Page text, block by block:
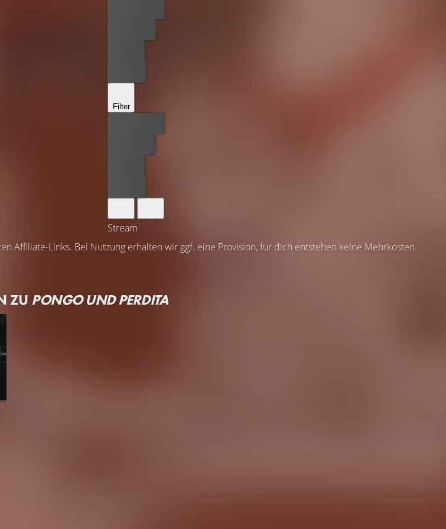
Filter
Stream
Affiliate-Links. Bei Nutzung erhalten wir ggf. eine Provision, für dich entstehen keine Mehrkosten.
ZU PONGO UND PERDITA